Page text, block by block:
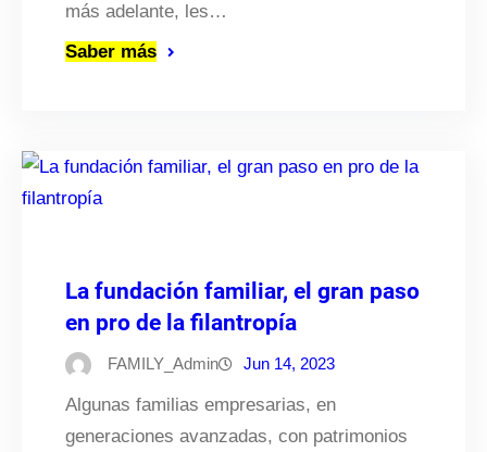
más adelante, les…
Saber más
La fundación familiar, el gran paso
en pro de la filantropía
FAMILY_Admin Jun 14, 2023
Algunas familias empresarias, en
generaciones avanzadas, con patrimonios